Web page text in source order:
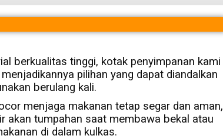
berkualitas tinggi, kotak penyimpanan kami
pilihan yang dapat diandalkan
berulang kali.
menjaga makanan tetap segar dan aman,
akan tumpahan saat membawa bekal atau
di dalam kulkas.